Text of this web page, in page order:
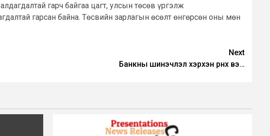
гарч байгаа цагт, улсын төсөв үргэлж
гарсан байна. Төсвийн зарлагын өсөлт өнгөрсөн оны мөн
Next
Банкны шинэчлэл хэрхэн өрнөх вэ…